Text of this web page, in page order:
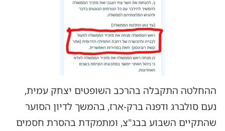
ההחלטה התקבלה בהרכב השופטים יצחק עמית,
נעם סולברג ודפנה ברק-ארז, בהמשך לדיון הסוער
שהתקיים השבוע בבג"צ, ומתמקדת בהסרת חסמים